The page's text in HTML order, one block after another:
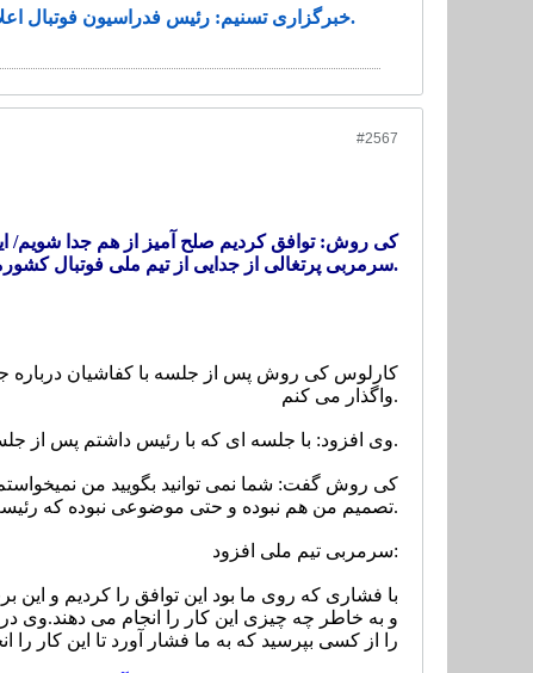
خبرگزاری تسنیم: رئیس فدراسیون فوتبال اعلام کرد، سرمربی پرتغالی تیم ملی فوتبال کشورمان از سمت خود در این تیم استعفا کرده است.
#2567
کی روش: توافق کردیم صلح آمیز از هم جدا شویم/
سرمربی پرتغالی از جدایی از تیم ملی فوتبال کشورمان خبر داد و این موضوع را تایید کرد.
کارلوس کی روش پس از جلسه با کفاشیان درباره
واگذار می کنم.
وی افزود: با جلسه ای که با رئیس داشتم پس از جلسه طرفین موافقت کردیم که به صورت صلح آمیز از هم جدا شویم.
کی روش گفت: شما نمی توانید بگویید من
تصمیم من هم نبوده و حتی موضوعی نبوده که رئیسم بخواهد اما متأسفانه طرفین با فشارهای زیادی که آمد اجباراً این توافق را انجام می دهند.
سرمربی تیم ملی افزود:
با فشاری که روی ما بود این توافق را کردیم و
و به خاطر چه چیزی این کار را انجام می دهند.وی
را از کسی بپرسید که به ما فشار آورد تا این کار را